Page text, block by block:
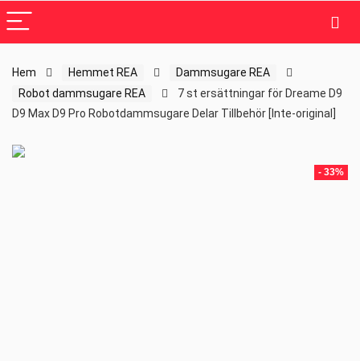
Hem Hemmet REA
Dammsugare REA
Robot dammsugare REA
7 st ersättningar för Dreame D9
D9 Max D9 Pro Robotdammsugare Delar Tillbehör [Inte-original]
- 33%